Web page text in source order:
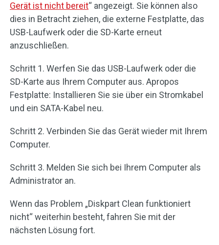
Gerät ist nicht bereit“ angezeigt. Sie können also
dies in Betracht ziehen, die externe Festplatte, das
USB-Laufwerk oder die SD-Karte erneut
anzuschließen.
Schritt 1. Werfen Sie das USB-Laufwerk oder die
SD-Karte aus Ihrem Computer aus. Apropos
Festplatte: Installieren Sie sie über ein Stromkabel
und ein SATA-Kabel neu.
Schritt 2. Verbinden Sie das Gerät wieder mit Ihrem
Computer.
Schritt 3. Melden Sie sich bei Ihrem Computer als
Administrator an.
Wenn das Problem „Diskpart Clean funktioniert
nicht“ weiterhin besteht, fahren Sie mit der
nächsten Lösung fort.